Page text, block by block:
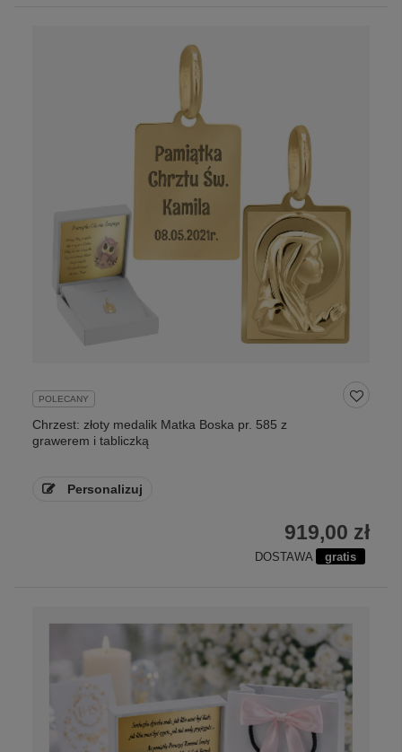
POLECANY
Chrzest: złoty medalik Matka Boska pr. 585 z
grawerem i tabliczką
Personalizuj
919,00 zł
DOSTAWA gratis